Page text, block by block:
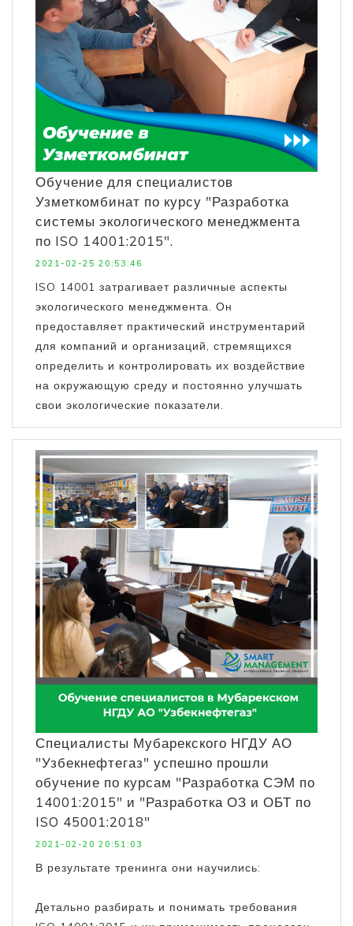
Обучение для специалистов
Узметкомбинат по курсу "Разработка
системы экологического менеджмента
по ISO 14001:2015".
2021-02-25 20:53:46
ISO 14001 затрагивает различные аспекты
экологического менеджмента. Он
предоставляет практический инструментарий
для компаний и организаций, стремящихся
определить и контролировать их воздействие
на окружающую среду и постоянно улучшать
свои экологические показатели.
Специалисты Мубарекского НГДУ АО
"Узбекнефтегаз" успешно прошли
обучение по курсам "Разработка СЭМ по
14001:2015" и "Разработка ОЗ и ОБТ по
ISO 45001:2018"
2021-02-20 20:51:03
В результате тренинга они научились:
Детально разбирать и понимать требования